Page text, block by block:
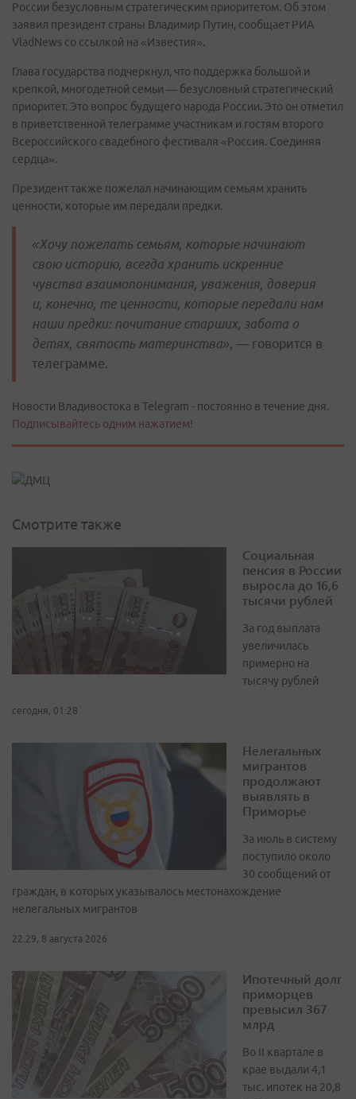
России безусловным стратегическим приоритетом. Об этом
заявил президент страны Владимир Путин, сообщает РИА
VladNews со ссылкой на «Известия».
Глава государства подчеркнул, что поддержка большой и
крепкой, многодетной семьи — безусловный стратегический
приоритет. Это вопрос будущего народа России. Это он отметил
в приветственной телеграмме участникам и гостям второго
Всероссийского свадебного фестиваля «Россия. Соединяя
сердца».
Президент также пожелал начинающим семьям хранить
ценности, которые им передали предки.
«Хочу пожелать семьям, которые начинают
свою историю, всегда хранить искренние
чувства взаимопонимания, уважения, доверия
и, конечно, те ценности, которые передали нам
наши предки: почитание старших, забота о
детях, святость материнства», — говорится в
телеграмме.
Новости Владивостока в Telegram - постоянно в течение дня.
Подписывайтесь одним нажатием!
Смотрите также
Социальная
пенсия в России
выросла до 16,6
тысячи рублей
За год выплата
увеличилась
примерно на
тысячу рублей
сегодня, 01:28
Нелегальных
мигрантов
продолжают
выявлять в
Приморье
За июль в систему
поступило около
30 сообщений от
граждан, в которых указывалось местонахождение
нелегальных мигрантов
22:29, 8 августа 2026
Ипотечный долг
приморцев
превысил 367
млрд
Во II квартале в
крае выдали 4,1
тыс. ипотек на 20,8